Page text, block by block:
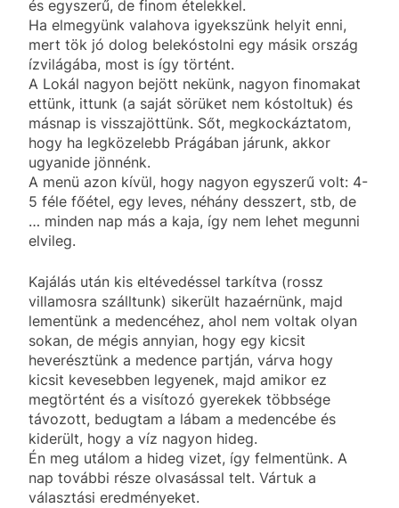
és egyszerű, de finom ételekkel.
Ha elmegyünk valahova igyekszünk helyit enni,
mert tök jó dolog belekóstolni egy másik ország
ízvilágába, most is így történt.
A Lokál nagyon bejött nekünk, nagyon finomakat
ettünk, ittunk (a saját sörüket nem kóstoltuk) és
másnap is visszajöttünk. Sőt, megkockáztatom,
hogy ha legközelebb Prágában járunk, akkor
ugyanide jönnénk.
A menü azon kívül, hogy nagyon egyszerű volt: 4-
5 féle főétel, egy leves, néhány desszert, stb, de
… minden nap más a kaja, így nem lehet megunni
elvileg.
Kajálás után kis eltévedéssel tarkítva (rossz
villamosra szálltunk) sikerült hazaérnünk, majd
lementünk a medencéhez, ahol nem voltak olyan
sokan, de mégis annyian, hogy egy kicsit
heverésztünk a medence partján, várva hogy
kicsit kevesebben legyenek, majd amikor ez
megtörtént és a visítozó gyerekek többsége
távozott, bedugtam a lábam a medencébe és
kiderült, hogy a víz nagyon hideg.
Én meg utálom a hideg vizet, így felmentünk. A
nap további része olvasással telt. Vártuk a
választási eredményeket.